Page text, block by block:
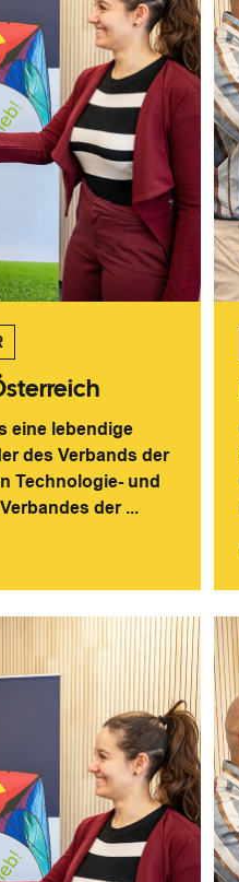
eine lebendige
des Verbands der
Technologie- und
der ...